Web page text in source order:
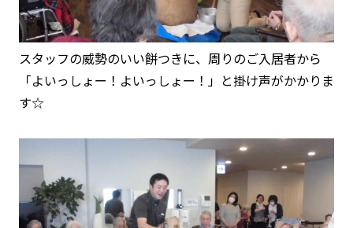
スタッフの威勢のいい餅つきに、周りのご入居者から
「よいっしょー！よいっしょー！」と掛け声がかかりま
す☆